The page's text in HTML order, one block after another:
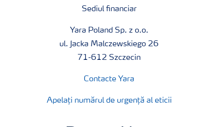
Sediul financiar
Yara Poland Sp. z o.o.
ul. Jacka Malczewskiego 26
71-612 Szczecin
Contacte Yara
Apelați numărul de urgență al eticii